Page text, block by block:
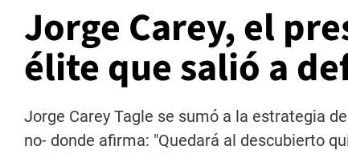
Jorge Carey, el
élite que salió a
Jorge Carey Tagle se sumó a la estrategia
no- donde afirma: "Quedará al descubierto